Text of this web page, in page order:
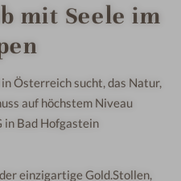
mit Seele im
Österreich sucht, das Natur,
auf höchstem Niveau
in Bad Hofgastein
einzigartige Gold.Stollen,